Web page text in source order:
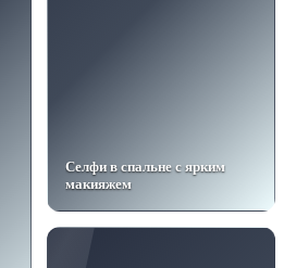
Селфи в спальне с ярким
макияжем